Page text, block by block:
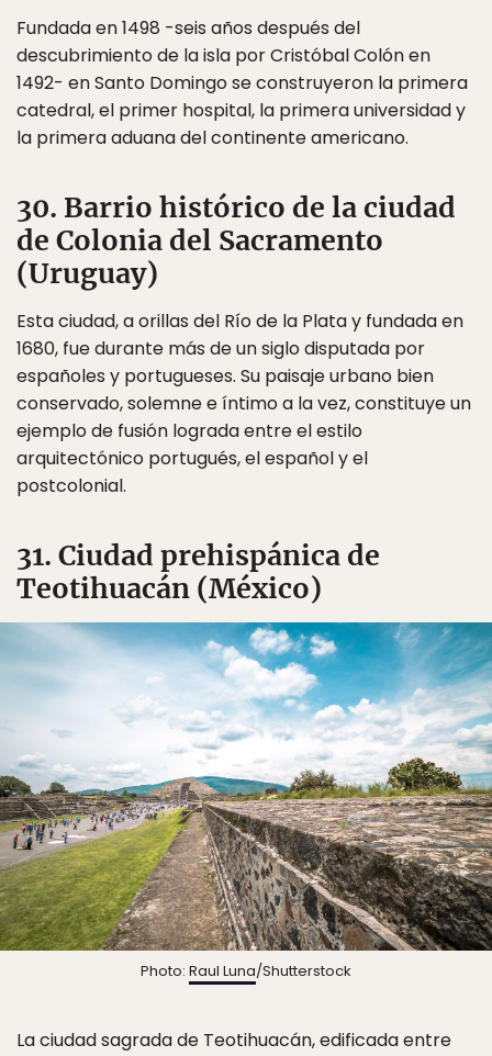
Fundada en 1498 -seis años después del
descubrimiento de la isla por Cristóbal Colón en
1492- en Santo Domingo se construyeron la primera
catedral, el primer hospital, la primera universidad y
la primera aduana del continente americano.
30. Barrio histórico de la ciudad
de Colonia del Sacramento
(Uruguay)
Esta ciudad, a orillas del Río de la Plata y fundada en
1680, fue durante más de un siglo disputada por
españoles y portugueses. Su paisaje urbano bien
conservado, solemne e íntimo a la vez, constituye un
ejemplo de fusión lograda entre el estilo
arquitectónico portugués, el español y el
postcolonial.
31. Ciudad prehispánica de
Teotihuacán (México)
Photo: Raul Luna/Shutterstock
La ciudad sagrada de Teotihuacán, edificada entre